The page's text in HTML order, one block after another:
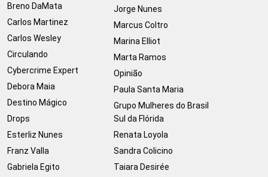
Breno DaMata
Carlos Martinez
Carlos Wesley
Circulando
Cybercrime Expert
Debora Maia
Destino Mágico
Drops
Esterliz Nunes
Franz Valla
Gabriela Egito
Jorge Nunes
Marcus Coltro
Marina Elliot
Marta Ramos
Opinião
Paula Santa Maria
Grupo Mulheres do Brasil
Sul da Flórida
Renata Loyola
Sandra Colicino
Taiara Desirée